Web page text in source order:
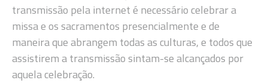
transmissão pela internet é necessário celebrar a
missa e os sacramentos presencialmente e de
maneira que abrangem todas as culturas, e todos que
assistirem a transmissão sintam-se alcançados por
aquela celebração.